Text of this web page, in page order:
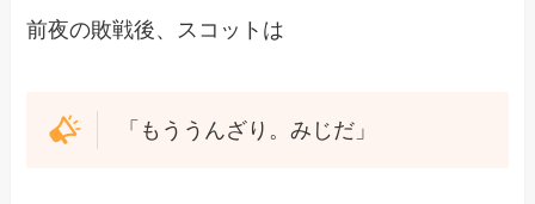
前夜の敗戦後、スコットは
「もううんざり。みじだ」